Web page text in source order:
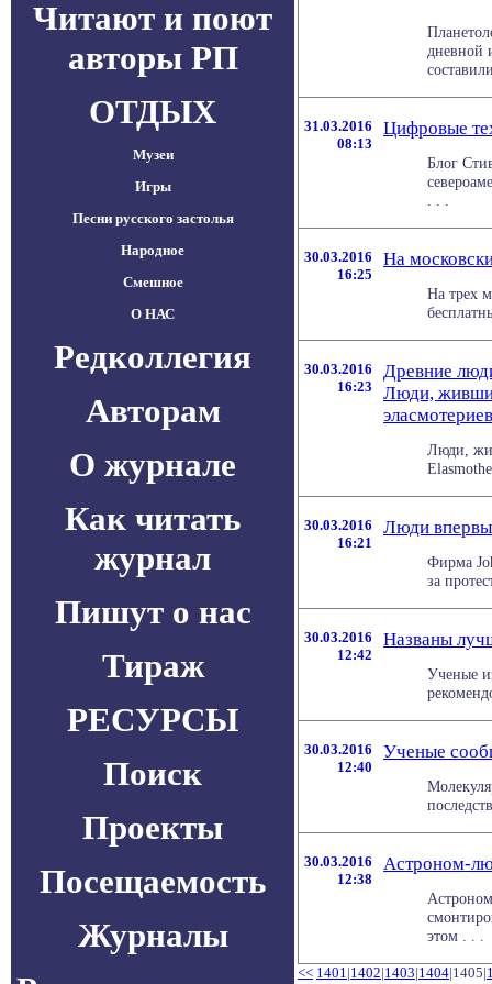
Читают и поют
авторы РП
ОТДЫХ
Музеи
Игры
Песни русского застолья
Народное
Смешное
О НАС
Редколлегия
Авторам
О журнале
Как читать
журнал
Пишут о нас
Тираж
РЕСУРСЫ
Поиск
Проекты
Посещаемость
Журналы
дневной
31.03.2016
08:13
Цифровые
Блог
30.03.2016
16:25
На
На трех
30.03.2016
16:23
Древние
Люди,
Люди,
30.03.2016
16:21
Люди
Фирма
за
30.03.2016
12:42
Названы
Ученые
30.03.2016
12:40
Ученые
30.03.2016
12:38
Астроном-
этом . . .
<< 1401|1402|1403|1404|1405|